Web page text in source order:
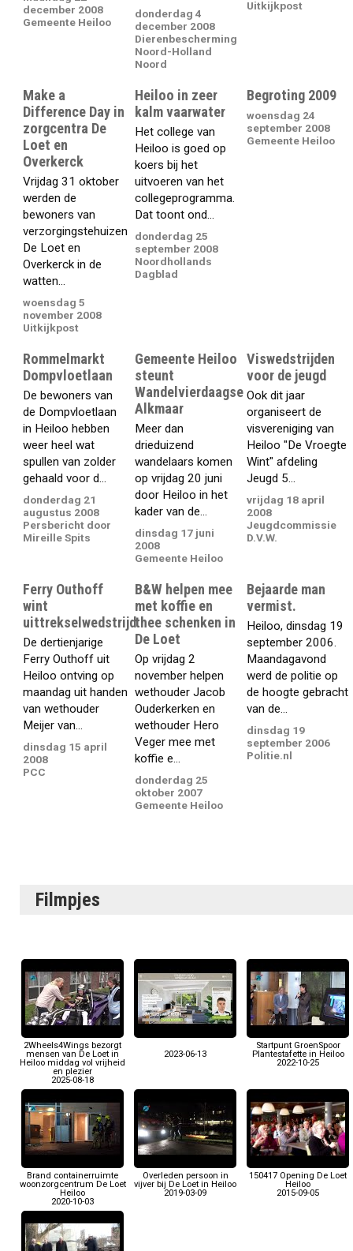
december 2008
Gemeente Heiloo
donderdag 4
december 2008
Dierenbescherming
Noord-Holland
Noord
Uitkijkpost
Make a
Difference Day in
zorgcentra De
Loet en
Overkerck
Vrijdag 31 oktober
werden de
bewoners van
verzorgingstehuizen
De Loet en
Overkerck in de
watten...
woensdag 5
november 2008
Uitkijkpost
Heiloo in zeer
kalm vaarwater
Het college van
Heiloo is goed op
koers bij het
uitvoeren van het
collegeprogramma.
Dat toont ond...
donderdag 25
september 2008
Noordhollands
Dagblad
Begroting 2009
woensdag 24
september 2008
Gemeente Heiloo
Rommelmarkt
Dompvloetlaan
De bewoners van
de Dompvloetlaan
in Heiloo hebben
weer heel wat
spullen van zolder
gehaald voor d...
donderdag 21
augustus 2008
Persbericht door
Mireille Spits
Gemeente Heiloo
steunt
Wandelvierdaagse
Alkmaar
Meer dan
drieduizend
wandelaars komen
op vrijdag 20 juni
door Heiloo in het
kader van de...
dinsdag 17 juni
2008
Gemeente Heiloo
Viswedstrijden
voor de jeugd
Ook dit jaar
organiseert de
visvereniging van
Heiloo "De Vroegte
Wint" afdeling
Jeugd 5...
vrijdag 18 april
2008
Jeugdcommissie
D.V.W.
Ferry Outhoff
wint
uittrekselwedstrijd
De dertienjarige
Ferry Outhoff uit
Heiloo ontving op
maandag uit handen
van wethouder
Meijer van...
dinsdag 15 april
2008
PCC
B&W helpen mee
met koffie en
thee schenken in
De Loet
Op vrijdag 2
november helpen
wethouder Jacob
Ouderkerken en
wethouder Hero
Veger mee met
koffie e...
donderdag 25
oktober 2007
Gemeente Heiloo
Bejaarde man
vermist.
Heiloo, dinsdag 19
september 2006.
Maandagavond
werd de politie op
de hoogte gebracht
van de...
dinsdag 19
september 2006
Politie.nl
Filmpjes
2Wheels4Wings bezorgt
mensen van De Loet in
Heiloo middag vol vrijheid
en plezier
2025-08-18
2023-06-13
Startpunt GroenSpoor
Plantestafette in Heiloo
2022-10-25
Brand containerruimte
woonzorgcentrum De Loet
Heiloo
2020-10-03
Overleden persoon in
vijver bij De Loet in Heiloo
2019-03-09
150417 Opening De Loet
Heiloo
2015-09-05